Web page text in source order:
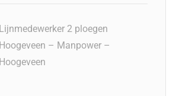
Lijnmedewerker 2 ploegen
Hoogeveen – Manpower –
Hoogeveen